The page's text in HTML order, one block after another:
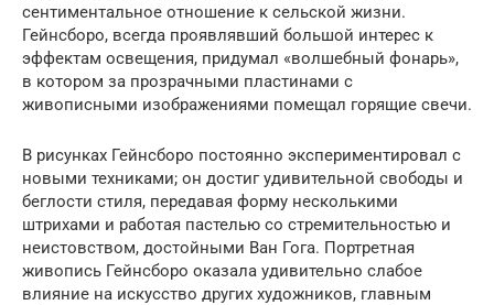
сентиментальное отношение к сельской жизни.
Гейнсборо, всегда проявлявший большой интерес к
эффектам освещения, придумал «волшебный фонарь»,
в котором за прозрачными пластинами с
живописными изображениями помещал горящие свечи.
В рисунках Гейнсборо постоянно экспериментировал с
новыми техниками; он достиг удивительной свободы и
беглости стиля, передавая форму несколькими
штрихами и работая пастелью со стремительностью и
неистовством, достойными Ван Гога. Портретная
живопись Гейнсборо оказала удивительно слабое
влияние на искусство других художников, главным